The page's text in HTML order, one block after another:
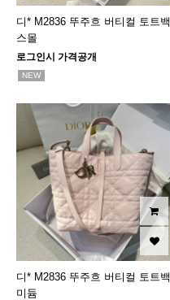
디* M2836 뚜주흐 버티컬 토트백
스몰
로그인시 가격공개
NEW
디* M2836 뚜주흐 버티컬 토트백
미듐